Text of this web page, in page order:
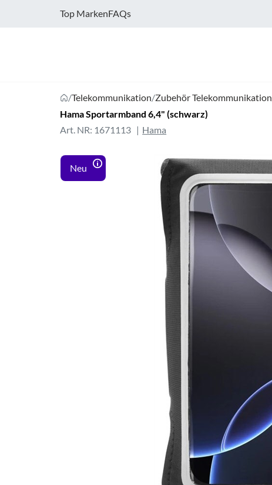
Top MarkenFAQs
/Telekommunikation/Zubehör Telekommunikation
Hama Sportarmband 6,4" (schwarz)
Art. NR: 1671113
Hama
Neu